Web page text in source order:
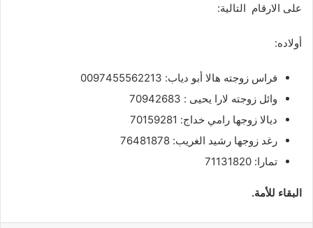
على الارقام التالية:
أولاده:
فراس زوجته هالا أبو دياب: 0097455562213
وائل زوجته لارا يحيى : 70942683
ديالا زوجها رامي خداج: 70159281
رغد زوجها رشيد الغريب: 76481878
تمارا: 71131820
البقاء للأمة.